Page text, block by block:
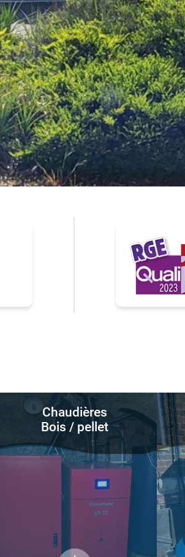
Chaudières
Bois / pellet